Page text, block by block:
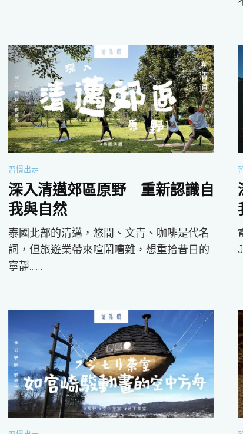
習慣出走
深入清邁郊區原野 重新認識自
我與自然
泰國北部的清邁，悠閒、文青、咖啡是代名
詞，但旅遊業帶來喧鬧嘈雜，想重拾昔日的
寧靜……